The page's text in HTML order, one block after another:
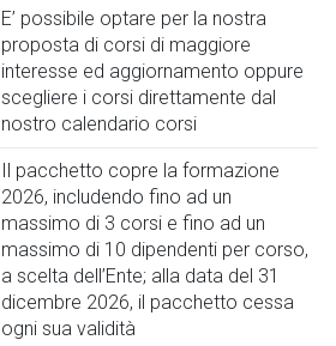
E’ possibile optare per la nostra
proposta di corsi di maggiore
interesse ed aggiornamento oppure
scegliere i corsi direttamente dal
nostro calendario corsi
Il pacchetto copre la formazione
2026, includendo fino ad un
massimo di 3 corsi e fino ad un
massimo di 10 dipendenti per corso,
a scelta dell’Ente; alla data del 31
dicembre 2026, il pacchetto cessa
ogni sua validità